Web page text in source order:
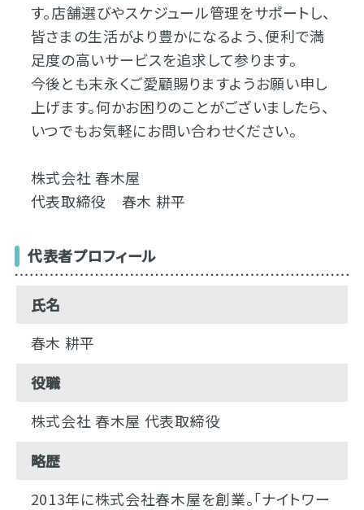
す。店舗選びやスケジュール管理をサポートし、
皆さまの生活がより豊かになるよう、便利で満
足度の高いサービスを追求して参ります。
今後とも末永くご愛顧賜りますようお願い申し
上げます。何かお困りのことがございましたら、
いつでもお気軽にお問い合わせください。
株式会社 春木屋
代表取締役 春木 耕平
代表者プロフィール
氏名
春木 耕平
役職
株式会社 春木屋 代表取締役
略歴
2013年に株式会社春木屋を創業。「ナイトワー